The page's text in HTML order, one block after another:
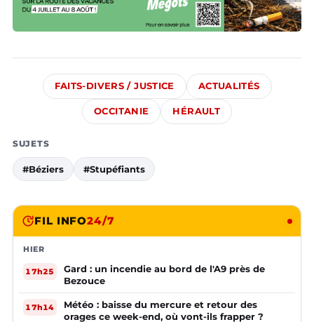
FAITS-DIVERS / JUSTICE ACTUALITÉS
OCCITANIE HÉRAULT
SUJETS
#Béziers #Stupéfiants
FIL INFO24/7
HIER
17h25
Gard : un incendie au bord de l'A9 près de
Bezouce
17h14
Météo : baisse du mercure et retour des
orages ce week-end, où vont-ils frapper ?